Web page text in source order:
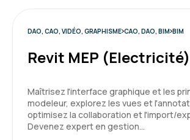
DAO, CAO, VIDÉO, GRAPHISME CAO, DAO, BIM BIM
Revit MEP (Electricité)
Maîtrisez l'interface graphique et les
modeleur, explorez les vues et
optimisez la collaboration et l'import/
Devenez expert en gestion…